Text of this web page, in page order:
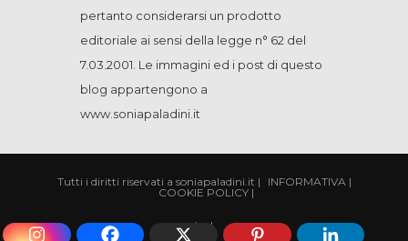
pertanto considerarsi un prodotto
editoriale ai sensi della legge n° 62 del
7.03.2001. Le immagini ed i post di questo
blog appartengono a
www.soniapaladini.it
Tutti i diritti riservati a soniapaladini.it | INFORMATIVA|
COOKIE POLICY |
|cp|